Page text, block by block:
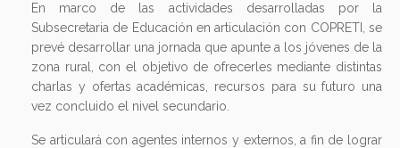
En marco de las actividades desarrolladas por la
Subsecretaria de Educación en articulación con COPRETI, se
prevé desarrollar una jornada que apunte a los jóvenes de la
zona rural, con el objetivo de ofrecerles mediante distintas
charlas y ofertas académicas, recursos para su futuro una
vez concluido el nivel secundario.
Se articulará con agentes internos y externos, a fin de lograr